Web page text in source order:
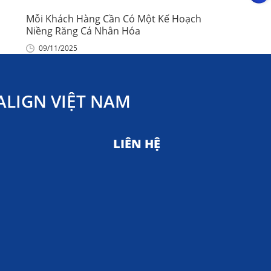
Mỗi Khách Hàng Cần Có Một Kế Hoạch
Niềng Răng Cá Nhân Hóa
09/11/2025
VIỆT NAM
LIÊN HỆ